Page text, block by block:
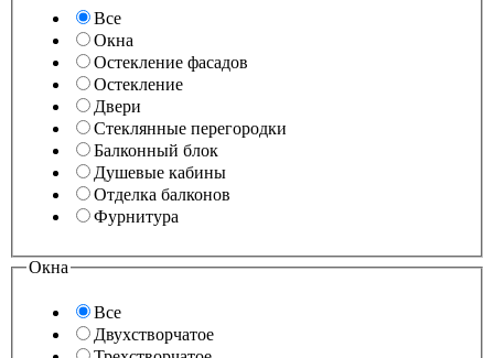
Все
Окна
Остекление фасадов
Остекление
Двери
Стеклянные перегородки
Балконный блок
Душевые кабины
Отделка балконов
Фурнитура
Окна
Все
Двухстворчатое